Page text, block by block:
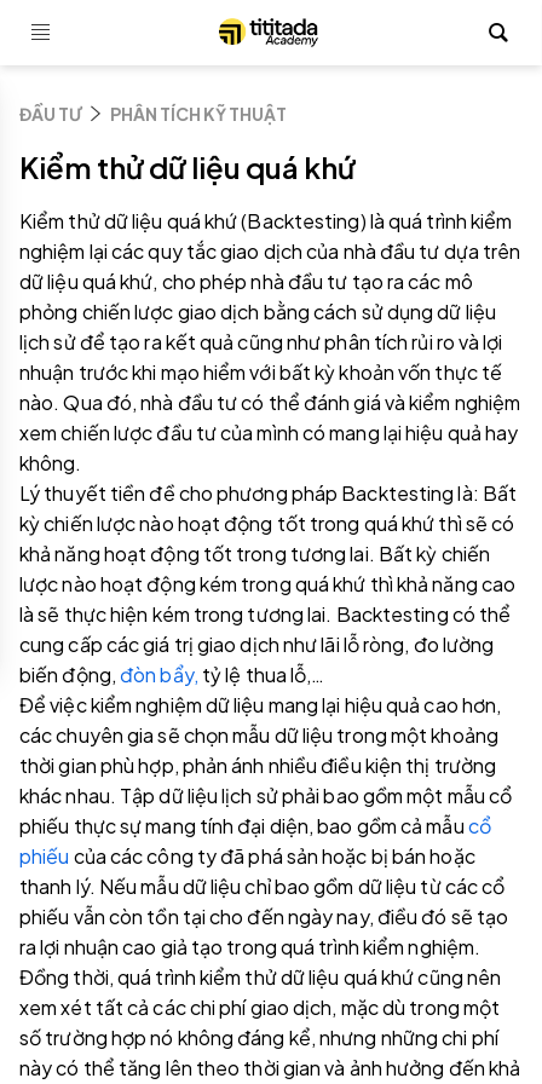
ĐẦU TƯ PHÂN TÍCH KỸ THUẬT
Kiểm thử dữ liệu quá khứ
Kiểm thử dữ liệu quá khứ (Backtesting) là quá trình kiểm
nghiệm lại các quy tắc giao dịch của nhà đầu tư dựa trên
dữ liệu quá khứ, cho phép nhà đầu tư tạo ra các mô
phỏng chiến lược giao dịch bằng cách sử dụng dữ liệu
lịch sử để tạo ra kết quả cũng như phân tích rủi ro và lợi
nhuận trước khi mạo hiểm với bất kỳ khoản vốn thực tế
nào. Qua đó, nhà đầu tư có thể đánh giá và kiểm nghiệm
xem chiến lược đầu tư của mình có mang lại hiệu quả hay
không.
Lý thuyết tiền đề cho phương pháp Backtesting là: Bất
kỳ chiến lược nào hoạt động tốt trong quá khứ thì sẽ có
khả năng hoạt động tốt trong tương lai. Bất kỳ chiến
lược nào hoạt động kém trong quá khứ thì khả năng cao
là sẽ thực hiện kém trong tương lai. Backtesting có thể
cung cấp các giá trị giao dịch như lãi lỗ ròng, đo lường
biến động, đòn bẩy, tỷ lệ thua lỗ,…
Để việc kiểm nghiệm dữ liệu mang lại hiệu quả cao hơn,
các chuyên gia sẽ chọn mẫu dữ liệu trong một khoảng
thời gian phù hợp, phản ánh nhiều điều kiện thị trường
khác nhau. Tập dữ liệu lịch sử phải bao gồm một mẫu cổ
phiếu thực sự mang tính đại diện, bao gồm cả mẫucổ
phiếu của các công ty đã phá sản hoặc bị bán hoặc
thanh lý. Nếu mẫu dữ liệu chỉ bao gồm dữ liệu từ các cổ
phiếu vẫn còn tồn tại cho đến ngày nay, điều đó sẽ tạo
ra lợi nhuận cao giả tạo trong quá trình kiểm nghiệm.
Đồng thời, quá trình kiểm thử dữ liệu quá khứ cũng nên
xem xét tất cả các chi phí giao dịch, mặc dù trong một
số trường hợp nó không đáng kể, nhưng những chi phí
này có thể tăng lên theo thời gian và ảnh hưởng đến khả